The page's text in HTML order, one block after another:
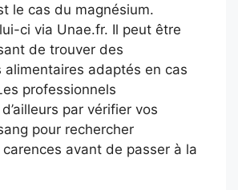
le cas du magnésium.
ci via Unae.fr. Il peut être
de trouver des
alimentaires adaptés en cas
professionnels
par vérifier vos
pour rechercher
carences avant de passer à la